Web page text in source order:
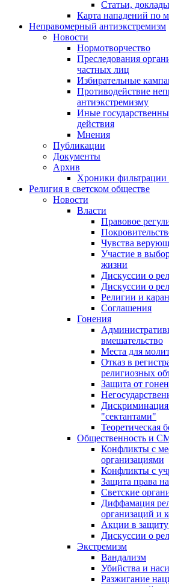
Статьи,
Карта нападений по
Неправомерный антиэкстремизм
Новости
Нормотворчество
Преследования
частных лиц
Избирательные
Противодействие
антиэкстремизму
Иные
действия
Мнения
Публикации
Документы
Архив
Хроники фильтрации
Религия в светском обществе
Новости
Власти
Правовое
Чувства
Участие в
жизни
Дискуссии о
Дискуссии о
Религии и
Соглашения
Гонения
вмешательство
Места для
Отказ в
религиозных
Защита от
Дискриминация
"сектантами"
Теоретическая
Общественность и
Конфликты с
организациями
Конфликты с
Защита права
Светские
Диффамация
организаций и
Акции в защиту
Дискуссии о
Экстремизм
Вандализм
Убийства и
Разжигание